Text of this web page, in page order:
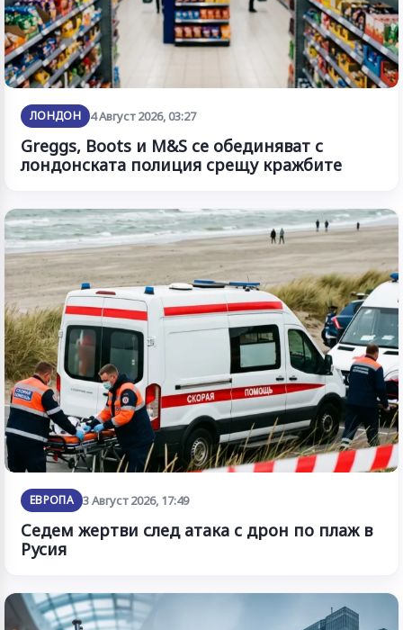
ЛОНДОН 4 Август 2026, 03:27
Greggs, Boots и M&S се обединяват с
лондонската полиция срещу кражбите
ЕВРОПА 3 Август 2026, 17:49
Седем жертви след атака с дрон по плаж в
Русия